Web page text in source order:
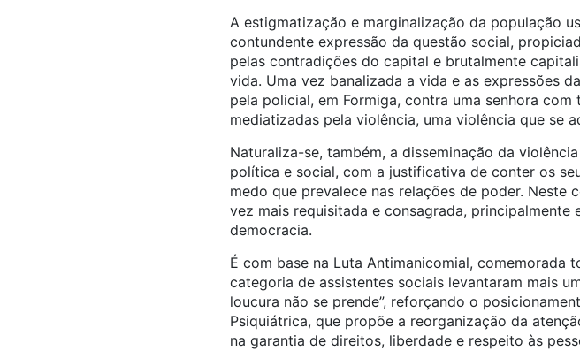
A estigmatização e marginalização da população
contundente expressão da questão social,
pelas contradições do capital e brutalmente
vida. Uma vez banalizada a vida e as expressões
pela policial, em Formiga, contra uma senhora
mediatizadas pela violência, uma violência que se
Naturaliza-se, também, a disseminação da
política e social, com a justificativa de conter os
medo que prevalece nas relações de poder.
vez mais requisitada e consagrada,
democracia.
É com base na Luta Antimanicomial, comemorada
categoria de assistentes sociais levantaram mais
loucura não se prende”, reforçando o
Psiquiátrica, que propõe a reorganização da
na garantia de direitos, liberdade e respeito às